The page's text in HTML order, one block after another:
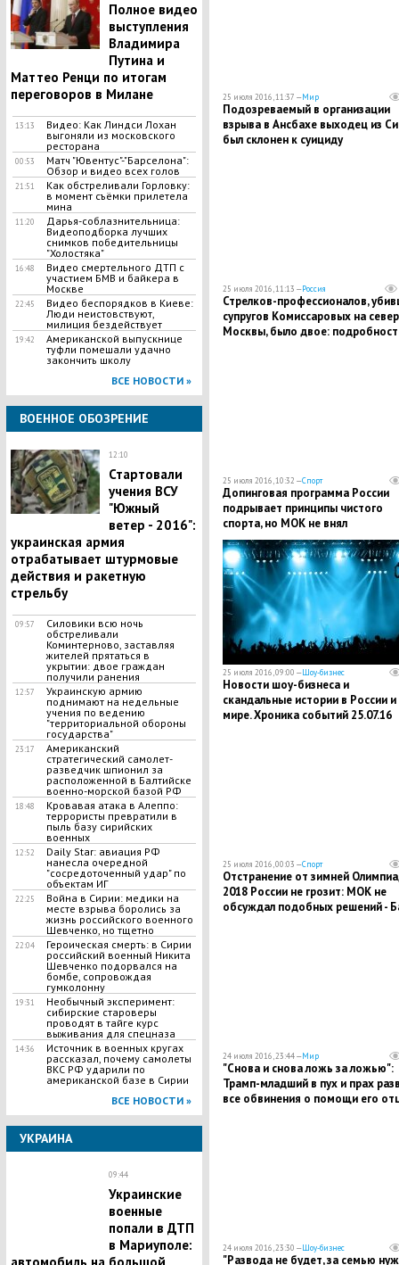
Полное видео
выступления
Владимира
Путина и
Маттео Ренци по итогам
переговоров в Милане
13:13
Видео: Как Линдси Лохан
выгоняли из московского
ресторана
00:53
Матч "Ювентус"-"Барселона":
Обзор и видео всех голов
21:51
Как обстреливали Горловку:
в момент съёмки прилетела
мина
11:20
Дарья-соблазнительница:
Видеоподборка лучших
снимков победительницы
"Холостяка"
16:48
Видео смертельного ДТП с
участием БМВ и байкера в
Москве
22:45
Видео беспорядков в Киеве:
Люди неистовствуют,
милиция бездействует
19:42
Американской выпускнице
туфли помешали удачно
закончить школу
ВСЕ НОВОСТИ »
ВОЕННОЕ ОБОЗРЕНИЕ
12:10
Стартовали
учения ВСУ
"Южный
ветер - 2016":
украинская армия
отрабатывает штурмовые
действия и ракетную
стрельбу
09:57
Силовики всю ночь
обстреливали
Коминтерново, заставляя
жителей прятаться в
укрытии: двое граждан
получили ранения
12:57
Украинскую армию
поднимают на недельные
учения по ведению
"территориальной обороны
государства"
23:17
Американский
стратегический самолет-
разведчик шпионил за
расположенной в Балтийске
военно-морской базой РФ
18:48
Кровавая атака в Алеппо:
террористы превратили в
пыль базу сирийских
военных
12:52
Daily Star: авиация РФ
нанесла очередной
"сосредоточенный удар" по
объектам ИГ
22:25
Война в Сирии: медики на
месте взрыва боролись за
жизнь российского военного
Шевченко, но тщетно
22:04
Героическая смерть: в Сирии
российский военный Никита
Шевченко подорвался на
бомбе, сопровождая
гумколонну
19:31
Необычный эксперимент:
сибирские староверы
проводят в тайге курс
выживания для спецназа
14:36
Источник в военных кругах
рассказал, почему самолеты
ВКС РФ ударили по
американской базе в Сирии
ВСЕ НОВОСТИ »
УКРАИНА
09:44
Украинские
военные
попали в ДТП
в Мариуполе:
25 июля 2016, 11:37 —Мир
Подозреваемый в организации
взрыва в Ансбахе выходец из
был склонен к суициду
25 июля 2016, 11:13 —Россия
Стрелков-профессионалов,
супругов Комиссаровых на
Москвы, было двое:
25 июля 2016, 10:32 —Спорт
Допинговая программа России
подрывает принципы чистого
спорта, но МОК не внял
рекомендациям WADA - глава
антидопингового агентства
25 июля 2016, 09:00 —Шоу-бизнес
Новости шоу-бизнеса и
скандальные истории в России и
мире. Хроника событий 25.07.16
25 июля 2016, 00:03 —Спорт
Отстранение от зимней
2018 России не грозит: МОК не
обсуждал подобных решений -
24 июля 2016, 23:44 —Мир
"Снова и снова ложь за ложью":
Трамп-младший в пух и прах
все обвинения о помощи его
24 июля 2016, 23:30 —Шоу-бизнес
"Развода не будет, за семью